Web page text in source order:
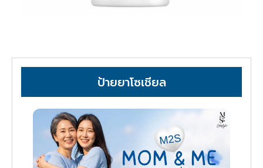
ป้ายยาโซเชียล